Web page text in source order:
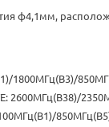
ф4,1мм,
1800МГц(B3)/
2600МГц(B38)/